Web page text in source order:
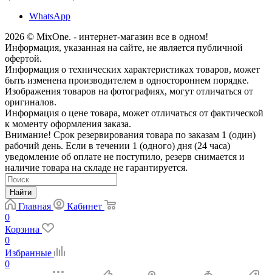
WhatsApp
2026 © MixOne. - интернет-магазин все в одном!
Информация, указанная на сайте, не является публичной
офертой.
Информация о технических характеристиках товаров, может
быть изменена производителем в одностороннем порядке.
Изображения товаров на фотографиях, могут отличаться от
оригиналов.
Информация о цене товара, может отличаться от фактической
к моменту оформления заказа.
Внимание! Срок резервирования товара по заказам 1 (один)
рабочий день. Если в течении 1 (одного) дня (24 часа)
уведомление об оплате не поступило, резерв снимается и
наличие товара на складе не гарантируется.
Найти
Главная
Кабинет
0
Корзина
0
Избранные
0